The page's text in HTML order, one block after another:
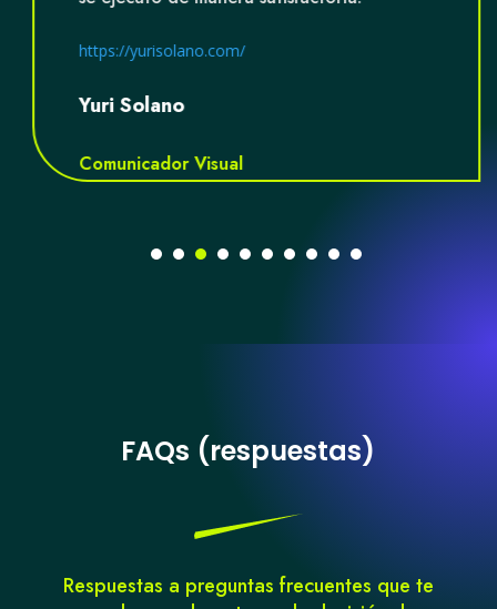
https://yurisolano.com/
Yuri Solano
Comunicador Visual
FAQs (respuestas)
Respuestas a preguntas frecuentes que te